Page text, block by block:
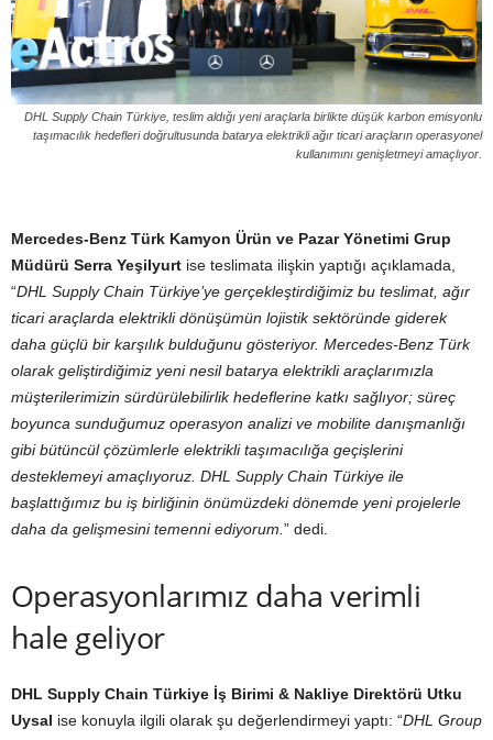
DHL Supply Chain Türkiye, teslim aldığı yeni araçlarla birlikte düşük karbon emisyonlu
taşımacılık hedefleri doğrultusunda batarya elektrikli ağır ticari araçların operasyonel
kullanımını genişletmeyi amaçlıyor.
Mercedes-Benz Türk Kamyon Ürün ve Pazar Yönetimi Grup
Müdürü Serra Yeşilyurt ise teslimata ilişkin yaptığı açıklamada,
“DHL Supply Chain Türkiye’ye gerçekleştirdiğimiz bu teslimat, ağır
ticari araçlarda elektrikli dönüşümün lojistik sektöründe giderek
daha güçlü bir karşılık bulduğunu gösteriyor. Mercedes-Benz Türk
olarak geliştirdiğimiz yeni nesil batarya elektrikli araçlarımızla
müşterilerimizin sürdürülebilirlik hedeflerine katkı sağlıyor; süreç
boyunca sunduğumuz operasyon analizi ve mobilite danışmanlığı
gibi bütüncül çözümlerle elektrikli taşımacılığa geçişlerini
desteklemeyi amaçlıyoruz. DHL Supply Chain Türkiye ile
başlattığımız bu iş birliğinin önümüzdeki dönemde yeni projelerle
daha da gelişmesini temenni ediyorum. ” dedi.
Operasyonlarımız daha verimli
hale geliyor
DHL Supply Chain Türkiye İş Birimi & Nakliye Direktörü Utku
Uysal ise konuyla ilgili olarak şu değerlendirmeyi yaptı: “DHL Group